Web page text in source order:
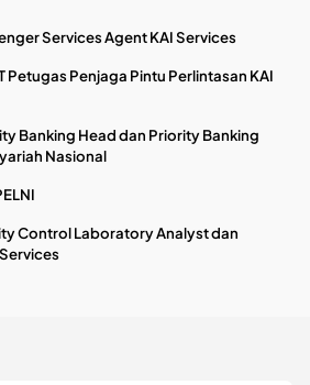
Services Agent KAI Services
Petugas Penjaga Pintu Perlintasan KAI
Banking Head dan Priority Banking
Nasional
Control Laboratory Analyst dan